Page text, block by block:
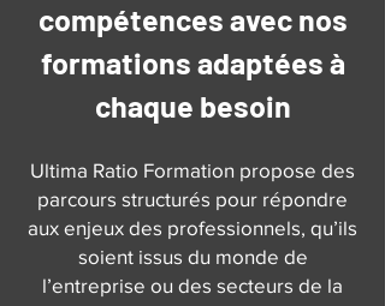
compétences avec nos
formations adaptées à
chaque besoin
Ultima Ratio Formation propose des
parcours structurés pour répondre
aux enjeux des professionnels, qu’ils
soient issus du monde de
l’entreprise ou des secteurs de la